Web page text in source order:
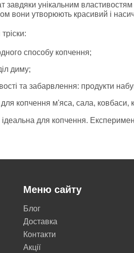
унікальним
вони утворюють красивий і
способу копчення;
диму;
та забарвлення: продукти
копчення м'яса, сала, ковбаси,
ідеальна для копчення.
Меню сайту
Блог
Доставка
Контакти
Акції